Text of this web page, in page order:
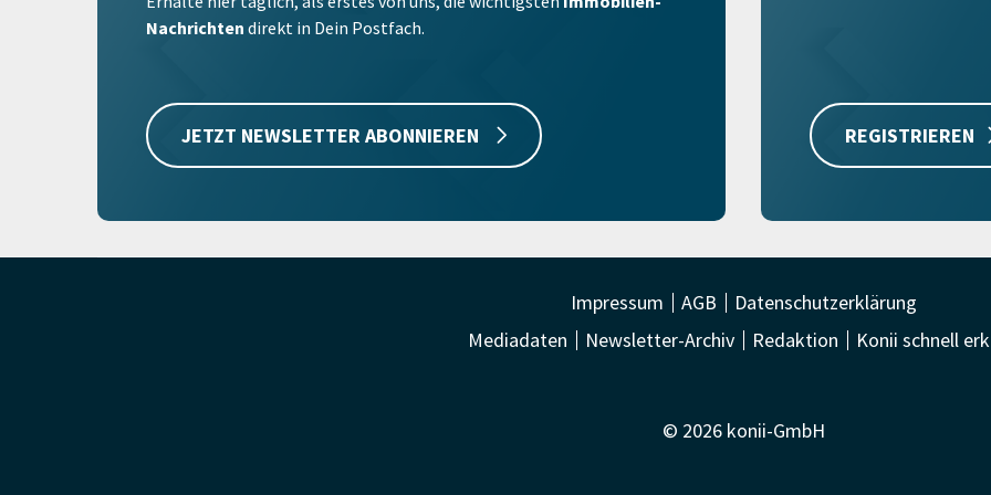
Nachrichten direkt in Dein Postfach.
JETZT NEWSLETTER ABONNIEREN REGISTRIEREN
Impressum AGB
Datenschutzerklärung
Mediadaten
Newsletter-Archiv Redaktion Konii schnell
© 2026 konii-GmbH